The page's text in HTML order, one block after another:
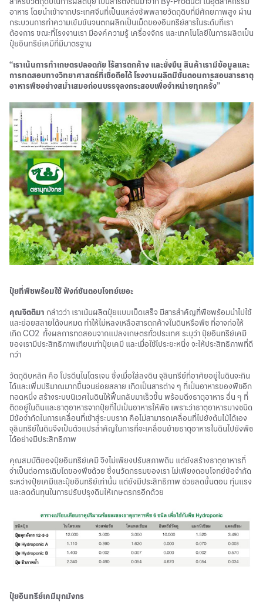
อาหาร โดยนำเข้าจากประเทศจีนที่เป็นแหล่งซัพพลายวัตถุดิบที่มีศักยภาพสูง ผ่าน
กระบวนการทำความเข้มข้นจนตกผลึกเป็นเม็ดของอินทรีย์สารในระดับที่เรา
ต้องการ ขณะที่โรงงานเรา มีองค์ความรู้ เครื่องจักร และเทคโนโลยีในการผลิตเป็น
ปุ๋ยอินทรีย์เคมีที่มีมาตรฐาน
“เราเน้นการทำเกษตรปลอดภัย ไร้สารตกค้าง และยั่งยืน สินค้าเรามีข้อมูลและ
การทดสอบทางวิทยาศาสตร์ที่เชื่อถือได้ โรงงานผลิตมีขั้นตอนการสอบสารธาตุ
อาหารพืชอย่างสม่ำเสมอก่อนบรรจุลงกระสอบเพื่อจำหน่ายทุกครั้ง”
ปุ๋ยที่พืชพร้อมใช้ ฟังก์ชันตอบโจทย์เยอะ
คุณจิตติมา กล่าวว่า เราเน้นผลิตปุ๋ยแบบเบ็ดเสร็จ มีสารสำคัญที่พืชพร้อมนำไปใช้
และย่อยสลายได้จนหมด ทำให้ไม่หลงเหลือสารตกค้างในดินหรือพืช ที่อาจก่อให้
เกิด CO2 ทั้งผลการทดสอบจากแปลงเกษตรทั่วประเทศ ระบุว่า ปุ๋ยอินทรีย์เคมี
ของเรามีประสิทธิภาพเทียบเท่าปุ๋ยเคมี และเมื่อใช้ไประยะหนึ่ง จะให้ประสิทธิภาพที่ดี
กว่า
วัตถุดิบหลัก คือ โปรตีนไนโตรเจน ซึ่งเมื่อใส่ลงดิน จุลินทรีย์ที่อาศัยอยู่ในดินจะกิน
ได้และเพิ่มปริมาณมากขึ้นจนย่อยสลาย เกิดเป็นสารต่าง ๆ ที่เป็นอาหารของพืชอีก
ทอดหนึ่ง สร้างระบบนิเวศในดินให้ฟื้นกลับมาเร็วขึ้น พร้อมดึงธาตุอาหาร อื่น ๆ ที่
ติดอยู่ในดินและธาตุอาหารจากปุ๋ยที่ไปเป็นอาหารให้พืช เพราะว่าธาตุอาหารบางชนิด
มีข้อจำกัดในการเคลื่อนที่เข้าสู่ระบบราก คือไม่สามารถเคลื่อนที่ไปยังต้นไม้ได้เอง
จุลินทรีย์ในดินจึงเป็นตัวแปรสำคัญในการที่จะเคลื่อนย้ายธาตุอาหารในดินไปยังพืช
ได้อย่างมีประสิทธิภาพ
คุณสมบัติของปุ๋ยอินทรีย์เคมี จึงไม่เพียงปรับสภาพดิน แต่ยังสร้างธาตุอาหารที่
จำเป็นต่อการเติบโตของพืชด้วย ซึ่งนวัตกรรมของเรา ไม่เพียงตอบโจทย์ข้อจำกัด
ระหว่างปุ๋ยเคมีและปุ๋ยอินทรีย์เท่านั้น แต่ยังมีประสิทธิภาพ ช่วยลดขั้นตอน ทุ่นแรง
และลดต้นทุนในการปรับปรุงดินให้เกษตรกรอีกด้วย
ปุ๋ยอินทรีย์เคมีมุกมังกร